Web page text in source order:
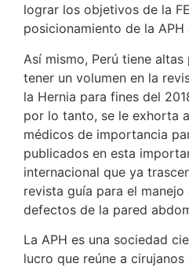
lograr los objetivos de la
posicionamiento de la APH
Así mismo, Perú tiene
tener un volumen en la
la Hernia para fines del
por lo tanto, se le exhorta
médicos de importancia
publicados en esta
internacional que ya
revista guía para el
defectos de la pared
La APH es una sociedad
lucro que reúne a